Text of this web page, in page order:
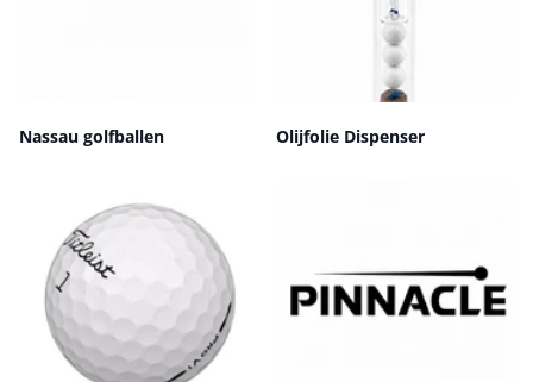
Nassau golfballen Olijfolie Dispenser